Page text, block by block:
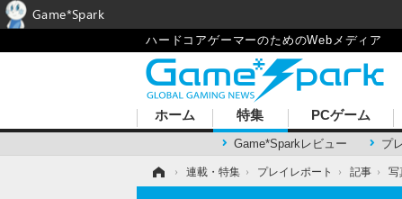
ハードコアゲーマーのためのWebメディア
ホーム 特集
Game*Sparkレビュー プ
PCゲーム
› 連載・特集 › プレイレポート › 記事 › 写
Game*Spark